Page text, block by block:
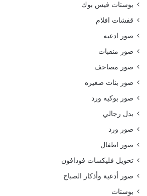
بوستات فيس بوك
قفشات افلام
صور ادعيه
صور منقبات
صور مصاحف
صور بنات صغيره
صور بوكيه ورد
بدل رجالي
صور ورد
صور اطفال
تحويل فليكسات فودافون
صور أدعية وأذكار الصباح
بوستات